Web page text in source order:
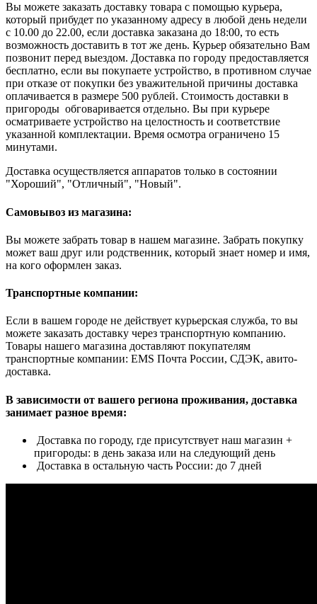
Вы можете заказать доставку товара с помощью курьера,
который прибудет по указанному адресу в любой день недели
с 10.00 до 22.00, если доставка заказана до 18:00, то есть
возможность доставить в тот же день. Курьер обязательно Вам
позвонит перед выездом. Доставка по городу предоставляется
бесплатно, если вы покупаете устройство, в противном случае
при отказе от покупки без уважительной причины доставка
оплачивается в размере 500 рублей. Стоимость доставки в
пригороды обговаривается отдельно. Вы при курьере
осматриваете устройство на целостность и соответствие
указанной комплектации. Время осмотра ограничено 15
минутами.
Доставка осуществляется аппаратов только в состоянии
"Хороший", "Отличный", "Новый".
Самовывоз из магазина:
Вы можете забрать товар в нашем магазине. Забрать покупку
может ваш друг или родственник, который знает номер и имя,
на кого оформлен заказ.
Транспортные компании:
Если в вашем городе не действует курьерская служба, то вы
можете заказать доставку через транспортную компанию.
Товары нашего магазина доставляют покупателям
транспортные компании: EMS Почта России, СДЭК, авито-
доставка.
В зависимости от вашего региона проживания, доставка
занимает разное время:
Доставка по городу, где присутствует наш магазин +
пригороды: в день заказа или на следующий день
Доставка в остальную часть России: до 7 дней